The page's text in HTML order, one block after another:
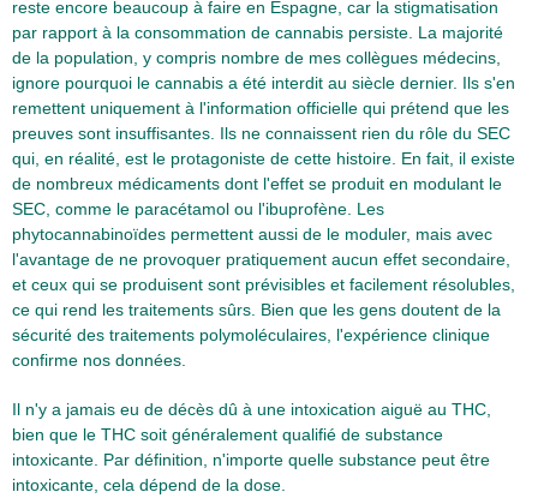
reste encore beaucoup à faire en Espagne, car la stigmatisation
par rapport à la consommation de cannabis persiste. La majorité
de la population, y compris nombre de mes collègues médecins,
ignore pourquoi le cannabis a été interdit au siècle dernier. Ils s'en
remettent uniquement à l'information officielle qui prétend que les
preuves sont insuffisantes. Ils ne connaissent rien du rôle du SEC
qui, en réalité, est le protagoniste de cette histoire. En fait, il existe
de nombreux médicaments dont l'effet se produit en modulant le
SEC, comme le paracétamol ou l'ibuprofène. Les
phytocannabinoïdes permettent aussi de le moduler, mais avec
l'avantage de ne provoquer pratiquement aucun effet secondaire,
et ceux qui se produisent sont prévisibles et facilement résolubles,
ce qui rend les traitements sûrs. Bien que les gens doutent de la
sécurité des traitements polymoléculaires, l'expérience clinique
confirme nos données.
Il n'y a jamais eu de décès dû à une intoxication aiguë au THC,
bien que le THC soit généralement qualifié de substance
intoxicante. Par définition, n'importe quelle substance peut être
intoxicante, cela dépend de la dose.